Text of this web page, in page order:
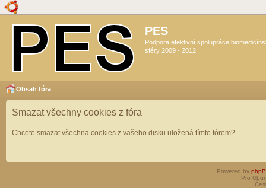
PES
Podpora efektivní spolupráce
sféry 2009 - 2012
Obsah fóra
Smazat všechny cookies z fóra
Chcete smazat všechna cookies z vašeho disku uložená tímto fórem?
Powered by
Pro